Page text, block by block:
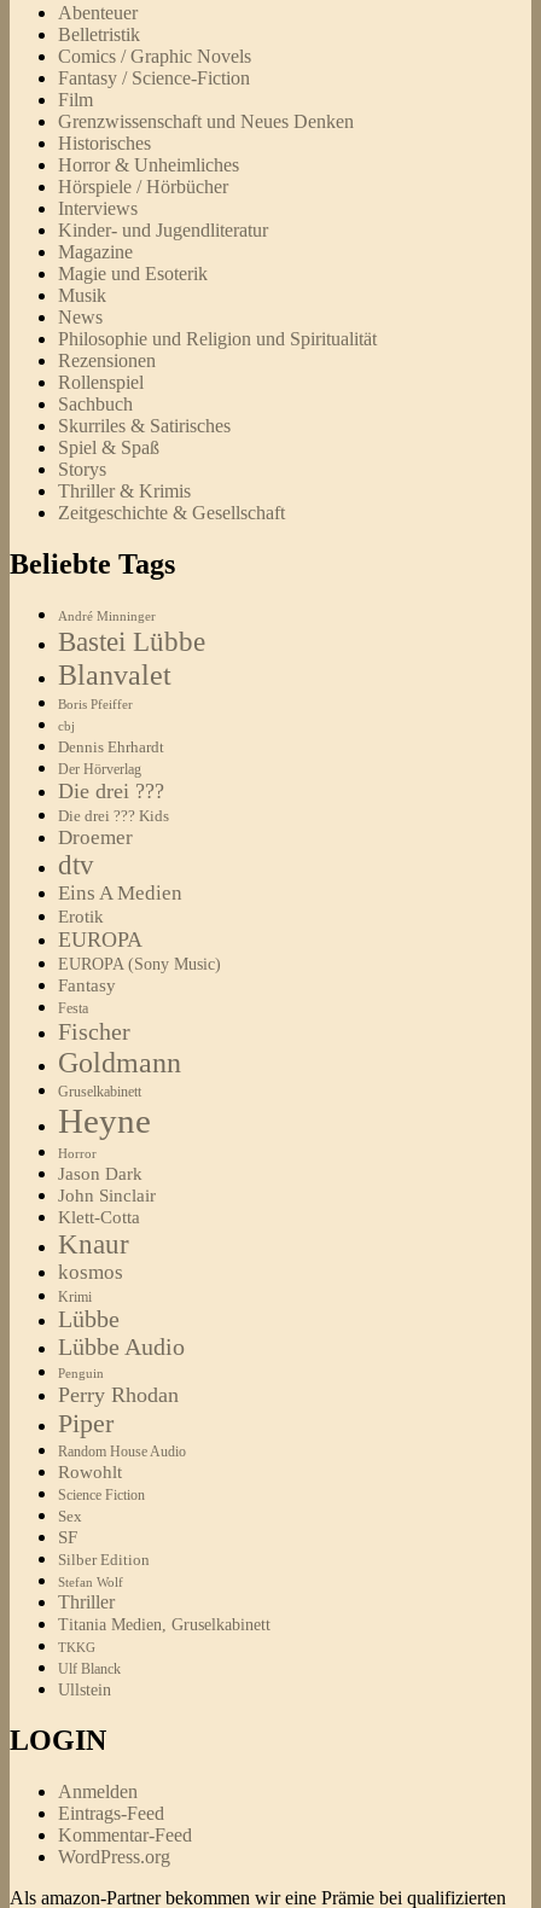
Abenteuer
Belletristik
Comics / Graphic Novels
Fantasy / Science-Fiction
Film
Grenzwissenschaft und Neues Denken
Historisches
Horror & Unheimliches
Hörspiele / Hörbücher
Interviews
Kinder- und Jugendliteratur
Magazine
Magie und Esoterik
Musik
News
Philosophie und Religion und Spiritualität
Rezensionen
Rollenspiel
Sachbuch
Skurriles & Satirisches
Spiel & Spaß
Storys
Thriller & Krimis
Zeitgeschichte & Gesellschaft
Beliebte Tags
André Minninger
Bastei Lübbe
Blanvalet
Boris Pfeiffer
cbj
Dennis Ehrhardt
Der Hörverlag
Die drei ???
Die drei ??? Kids
Droemer
dtv
Eins A Medien
Erotik
EUROPA
EUROPA (Sony Music)
Fantasy
Festa
Fischer
Goldmann
Gruselkabinett
Heyne
Horror
Jason Dark
John Sinclair
Klett-Cotta
Knaur
kosmos
Krimi
Lübbe
Lübbe Audio
Penguin
Perry Rhodan
Piper
Random House Audio
Rowohlt
Science Fiction
Sex
SF
Silber Edition
Stefan Wolf
Thriller
Titania Medien, Gruselkabinett
TKKG
Ulf Blanck
Ullstein
LOGIN
Anmelden
Eintrags-Feed
Kommentar-Feed
WordPress.org
Als amazon-Partner bekommen wir eine Prämie bei qualifizierten